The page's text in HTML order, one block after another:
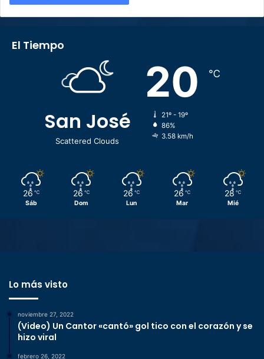
El Tiempo
San José
Scattered Clouds
20 ℃
21º - 19º
86%
3.58 km/h
26 ℃
Sáb
26 ℃
Dom
26 ℃
Lun
26 ℃
Mar
28 ℃
Mié
Lo más visto
noviembre 27, 2022
(Video) Un Cantor «cantó» gol tico con el corazón y se
hizo viral
febrero 26, 2022